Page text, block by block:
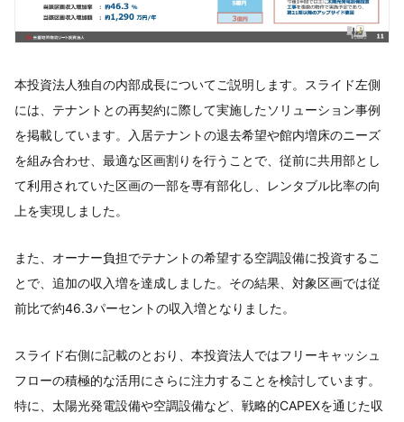
本投資法人独自の内部成長についてご説明します。スライド左側
には、テナントとの再契約に際して実施したソリューション事例
を掲載しています。入居テナントの退去希望や館内増床のニーズ
を組み合わせ、最適な区画割りを行うことで、従前に共用部とし
て利用されていた区画の一部を専有部化し、レンタブル比率の向
上を実現しました。
また、オーナー負担でテナントの希望する空調設備に投資するこ
とで、追加の収入増を達成しました。その結果、対象区画では従
前比で約46.3パーセントの収入増となりました。
スライド右側に記載のとおり、本投資法人ではフリーキャッシュ
フローの積極的な活用にさらに注力することを検討しています。
特に、太陽光発電設備や空調設備など、戦略的CAPEXを通じた収